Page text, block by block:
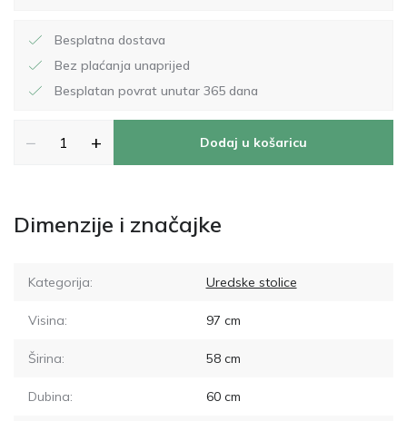
Besplatna dostava
Bez plaćanja unaprijed
Besplatan povrat unutar 365 dana
− + Dodaj u košaricu
Dimenzije i značajke
Kategorija: Uredske stolice
Visina: 97 cm
Širina: 58cm
Dubina: 60cm